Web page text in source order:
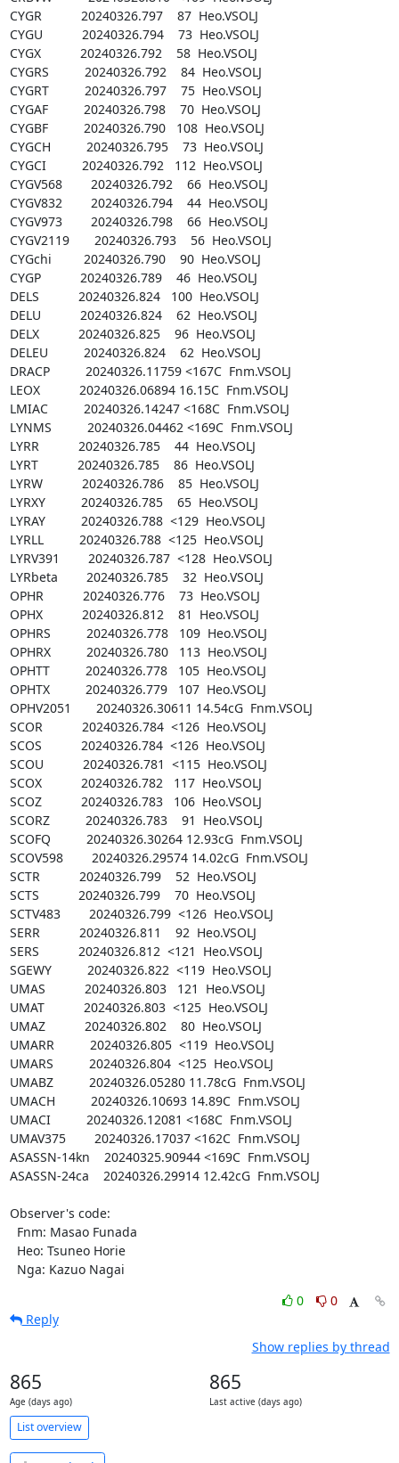
CYGR           20240326.797    87  Heo.VSOLJ
CYGU           20240326.794    73  Heo.VSOLJ
CYGX           20240326.792    58  Heo.VSOLJ
CYGRS          20240326.792    84  Heo.VSOLJ
CYGRT          20240326.797    75  Heo.VSOLJ
CYGAF          20240326.798    70  Heo.VSOLJ
CYGBF          20240326.790   108  Heo.VSOLJ
CYGCH          20240326.795    73  Heo.VSOLJ
CYGCI          20240326.792   112  Heo.VSOLJ
CYGV568        20240326.792    66  Heo.VSOLJ
CYGV832        20240326.794    44  Heo.VSOLJ
CYGV973        20240326.798    66  Heo.VSOLJ
CYGV2119       20240326.793    56  Heo.VSOLJ
CYGchi         20240326.790    90  Heo.VSOLJ
CYGP           20240326.789    46  Heo.VSOLJ
DELS           20240326.824   100  Heo.VSOLJ
DELU           20240326.824    62  Heo.VSOLJ
DELX           20240326.825    96  Heo.VSOLJ
DELEU          20240326.824    62  Heo.VSOLJ
DRACP          20240326.11759 <167C  Fnm.VSOLJ
LEOX           20240326.06894 16.15C  Fnm.VSOLJ
LMIAC          20240326.14247 <168C  Fnm.VSOLJ
LYNMS          20240326.04462 <169C  Fnm.VSOLJ
LYRR           20240326.785    44  Heo.VSOLJ
LYRT           20240326.785    86  Heo.VSOLJ
LYRW           20240326.786    85  Heo.VSOLJ
LYRXY          20240326.785    65  Heo.VSOLJ
LYRAY          20240326.788  <129  Heo.VSOLJ
LYRLL          20240326.788  <125  Heo.VSOLJ
LYRV391        20240326.787  <128  Heo.VSOLJ
LYRbeta        20240326.785    32  Heo.VSOLJ
OPHR           20240326.776    73  Heo.VSOLJ
OPHX           20240326.812    81  Heo.VSOLJ
OPHRS          20240326.778   109  Heo.VSOLJ
OPHRX          20240326.780   113  Heo.VSOLJ
OPHTT          20240326.778   105  Heo.VSOLJ
OPHTX          20240326.779   107  Heo.VSOLJ
OPHV2051       20240326.30611 14.54cG  Fnm.VSOLJ
SCOR           20240326.784  <126  Heo.VSOLJ
SCOS           20240326.784  <126  Heo.VSOLJ
SCOU           20240326.781  <115  Heo.VSOLJ
SCOX           20240326.782   117  Heo.VSOLJ
SCOZ           20240326.783   106  Heo.VSOLJ
SCORZ          20240326.783    91  Heo.VSOLJ
SCOFQ          20240326.30264 12.93cG  Fnm.VSOLJ
SCOV598        20240326.29574 14.02cG  Fnm.VSOLJ
SCTR           20240326.799    52  Heo.VSOLJ
SCTS           20240326.799    70  Heo.VSOLJ
SCTV483        20240326.799  <126  Heo.VSOLJ
SERR           20240326.811    92  Heo.VSOLJ
SERS           20240326.812  <121  Heo.VSOLJ
SGEWY          20240326.822  <119  Heo.VSOLJ
UMAS           20240326.803   121  Heo.VSOLJ
UMAT           20240326.803  <125  Heo.VSOLJ
UMAZ           20240326.802    80  Heo.VSOLJ
UMARR          20240326.805  <119  Heo.VSOLJ
UMARS          20240326.804  <125  Heo.VSOLJ
UMABZ          20240326.05280 11.78cG  Fnm.VSOLJ
UMACH          20240326.10693 14.89C  Fnm.VSOLJ
UMACI          20240326.12081 <168C  Fnm.VSOLJ
UMAV375        20240326.17037 <162C  Fnm.VSOLJ
ASASSN-14kn    20240325.90944 <169C  Fnm.VSOLJ
ASASSN-24ca    20240326.29914 12.42cG  Fnm.VSOLJ
Observer's code:
  Nga: Kazuo Nagai
0
0
Reply
Show replies by thread
865
Age (days ago)
865
Last active (days ago)
List overview